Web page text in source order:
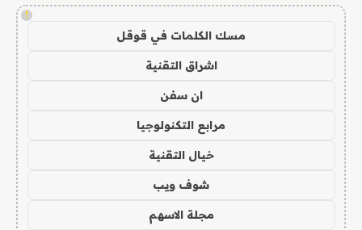
!
مسك الكلمات في قوقل
اشراق التقنية
ان سفن
مرابع التكنولوجيا
خيال التقنية
شوف ويب
مجلة الاسهم